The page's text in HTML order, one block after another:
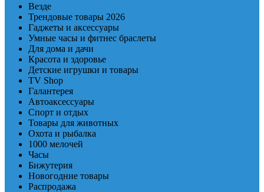
Везде
Трендовые товары 2026
Гаджеты и аксессуары
Умные часы и фитнес браслеты
Для дома и дачи
Красота и здоровье
Детские игрушки и товары
TV Shop
Галантерея
Автоаксессуары
Спорт и отдых
Товары для животных
Охота и рыбалка
1000 мелочей
Часы
Бижутерия
Новогодние товары
Распродажа